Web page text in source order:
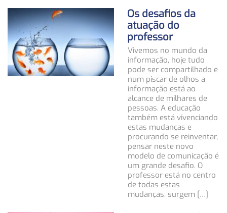
Os desafios da
atuação do
professor
Vivemos no mundo da
informação, hoje tudo
pode ser compartilhado e
num piscar de olhos a
informação está ao
alcance de milhares de
pessoas. A educação
também está vivenciando
estas mudanças e
procurando se reinventar,
pensar neste novo
modelo de comunicação é
um grande desafio. O
professor está no centro
de todas estas
mudanças, surgem […]